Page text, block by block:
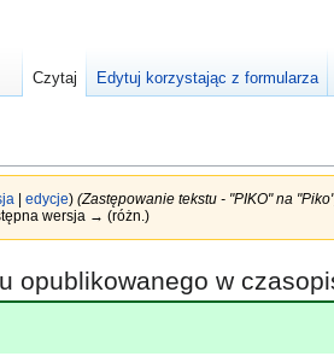
edycje) (Zastępowanie tekstu - "PIKO" na
wersja → (różn.)
opublikowanego w
Czytaj Edytuj korzystając z formularza